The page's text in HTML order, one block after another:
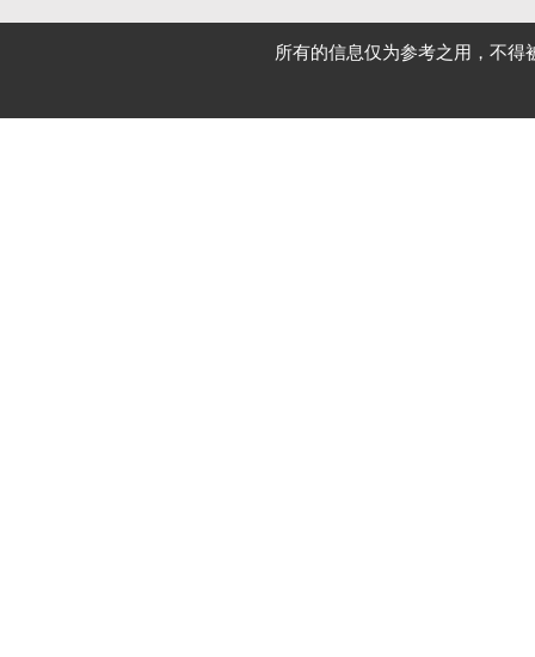
所有的信息仅为参考之用，不